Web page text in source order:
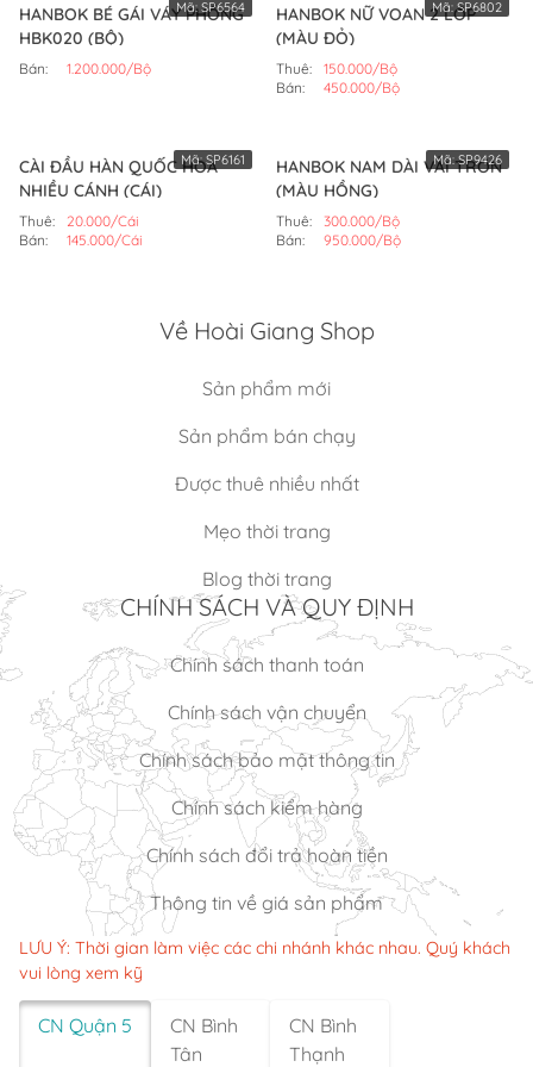
HANBOK BÉ GÁI VÁY PHỒNG
HBK020 (BỘ)
Bán: 1.200.000/Bộ
Mã:SP6564
HANBOK NỮ VOAN 2 LỚP
(MÀU ĐỎ)
Thuê:
150.000/Bộ
Bán:
450.000/Bộ
Mã:SP6802
CÀI ĐẦU HÀN QUỐC HOA
NHIỀU CÁNH (CÁI)
Thuê:
20.000/Cái
Bán:
145.000/Cái
Mã:SP6161
HANBOK NAM DÀI VẢI TRƠN
(MÀU HỒNG)
Thuê:
300.000/Bộ
Bán:
950.000/Bộ
Mã:SP9426
Về Hoài Giang Shop
Sản phẩm mới
Sản phẩm bán chạy
Được thuê nhiều nhất
Mẹo thời trang
Blog thời trang
CHÍNH SÁCH VÀ QUY ĐỊNH
Chính sách thanh toán
Chính sách vận chuyển
Chính sách bảo mật thông tin
Chính sách kiểm hàng
Chính sách đổi trả hoàn tiền
Thông tin về giá sản phẩm
LƯU Ý: Thời gian làm việc các chi nhánh khác nhau. Quý khách
vui lòng xem kỹ
CN Quận 5
CN Bình
Tân
CN Bình
Thạnh